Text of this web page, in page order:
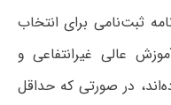
ثبت‌نامی برای انتخاب
عالی غیرانتفاعی و
در صورتی که حداقل